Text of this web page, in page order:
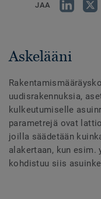
JAA
Askelääni
uudisrakennuksia,
kulkeutumiselle
parametrejä ovat
joilla säädetään
alakertaan, kun esim.
kohdistuu siis